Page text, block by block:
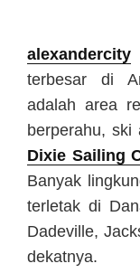
alexandercity
terbesar di
adalah area
berperahu, ski
Dixie Sailing
Banyak
terletak di
Dadeville,
dekatnya.